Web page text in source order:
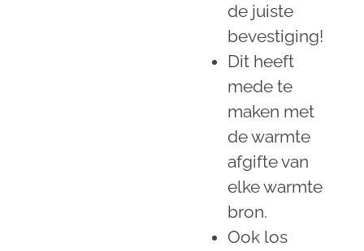
de juiste
bevestiging!
Dit heeft
mede te
maken met
de warmte
afgifte van
elke warmte
bron.
Ook los